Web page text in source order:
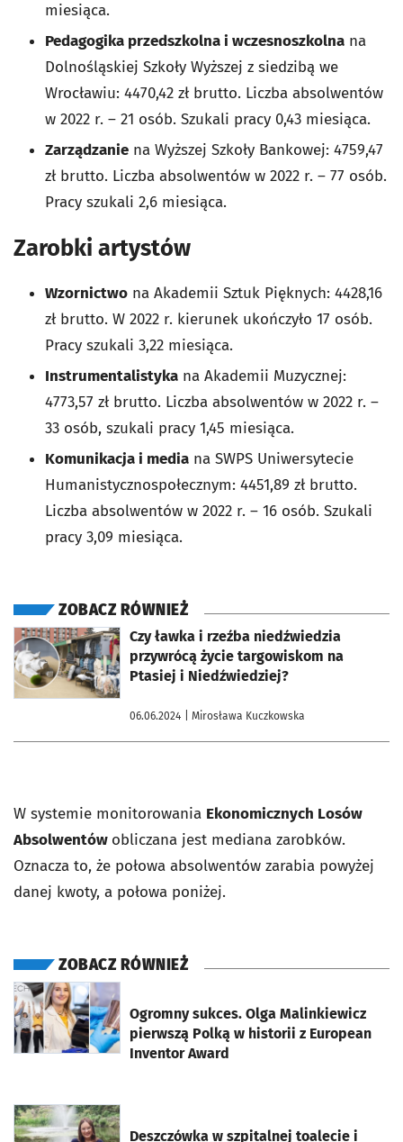
miesiąca.
Pedagogika przedszkolna i wczesnoszkolna na
Dolnośląskiej Szkoły Wyższej z siedzibą we
Wrocławiu: 4470,42 zł brutto. Liczba absolwentów
w 2022 r. – 21 osób. Szukali pracy 0,43 miesiąca.
Zarządzanie na Wyższej Szkoły Bankowej: 4759,47
zł brutto. Liczba absolwentów w 2022 r. – 77 osób.
Pracy szukali 2,6 miesiąca.
Zarobki artystów
Wzornictwo na Akademii Sztuk Pięknych: 4428,16
zł brutto. W 2022 r. kierunek ukończyło 17 osób.
Pracy szukali 3,22 miesiąca.
Instrumentalistyka na Akademii Muzycznej:
4773,57 zł brutto. Liczba absolwentów w 2022 r. –
33 osób, szukali pracy 1,45 miesiąca.
Komunikacja i media na SWPS Uniwersytecie
Humanistycznospołecznym: 4451,89 zł brutto.
Liczba absolwentów w 2022 r. – 16 osób. Szukali
pracy 3,09 miesiąca.
ZOBACZ RÓWNIEŻ
Czy ławka i rzeźba niedźwiedzia
przywrócą życie targowiskom na
Ptasiej i Niedźwiedziej?
06.06.2024 | Mirosława Kuczkowska
otworzy się w nowej karcie
W systemie monitorowania Ekonomicznych Losów
Absolwentów obliczana jest mediana zarobków.
Oznacza to, że połowa absolwentów zarabia powyżej
danej kwoty, a połowa poniżej.
ZOBACZ RÓWNIEŻ
Ogromny sukces. Olga Malinkiewicz
pierwszą Polką w historii z European
Inventor Award
otworzy się w nowej karcie
Deszczówka w szpitalnej toalecie i
otworzy się w nowej karcie